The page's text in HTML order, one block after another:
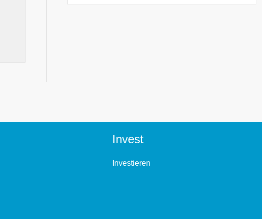
Invest
Investieren